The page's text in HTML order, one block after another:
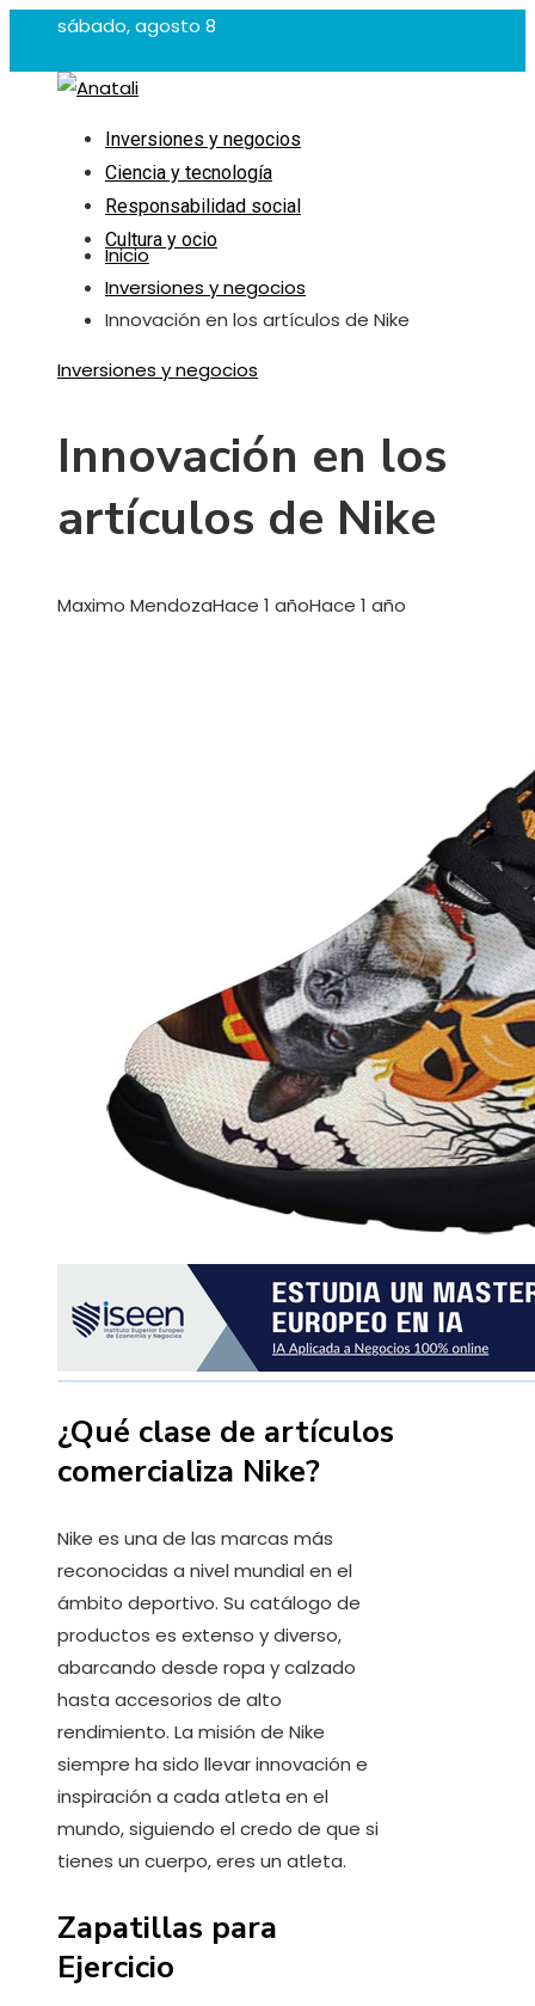
sábado, agosto 8
Inversiones y negocios
Ciencia y tecnología
Responsabilidad social
Cultura y ocio
Inicio
Inversiones y negocios
Innovación en los artículos de Nike
Inversiones y negocios
Innovación en los
artículos de Nike
Maximo MendozaHace 1 añoHace 1 año
¿Qué clase de artículos
comercializa Nike?
Nike es una de las marcas más
reconocidas a nivel mundial en el
ámbito deportivo. Su catálogo de
productos es extenso y diverso,
abarcando desde ropa y calzado
hasta accesorios de alto
rendimiento. La misión de Nike
siempre ha sido llevar innovación e
inspiración a cada atleta en el
mundo, siguiendo el credo de que si
tienes un cuerpo, eres un atleta.
Zapatillas para
Ejercicio